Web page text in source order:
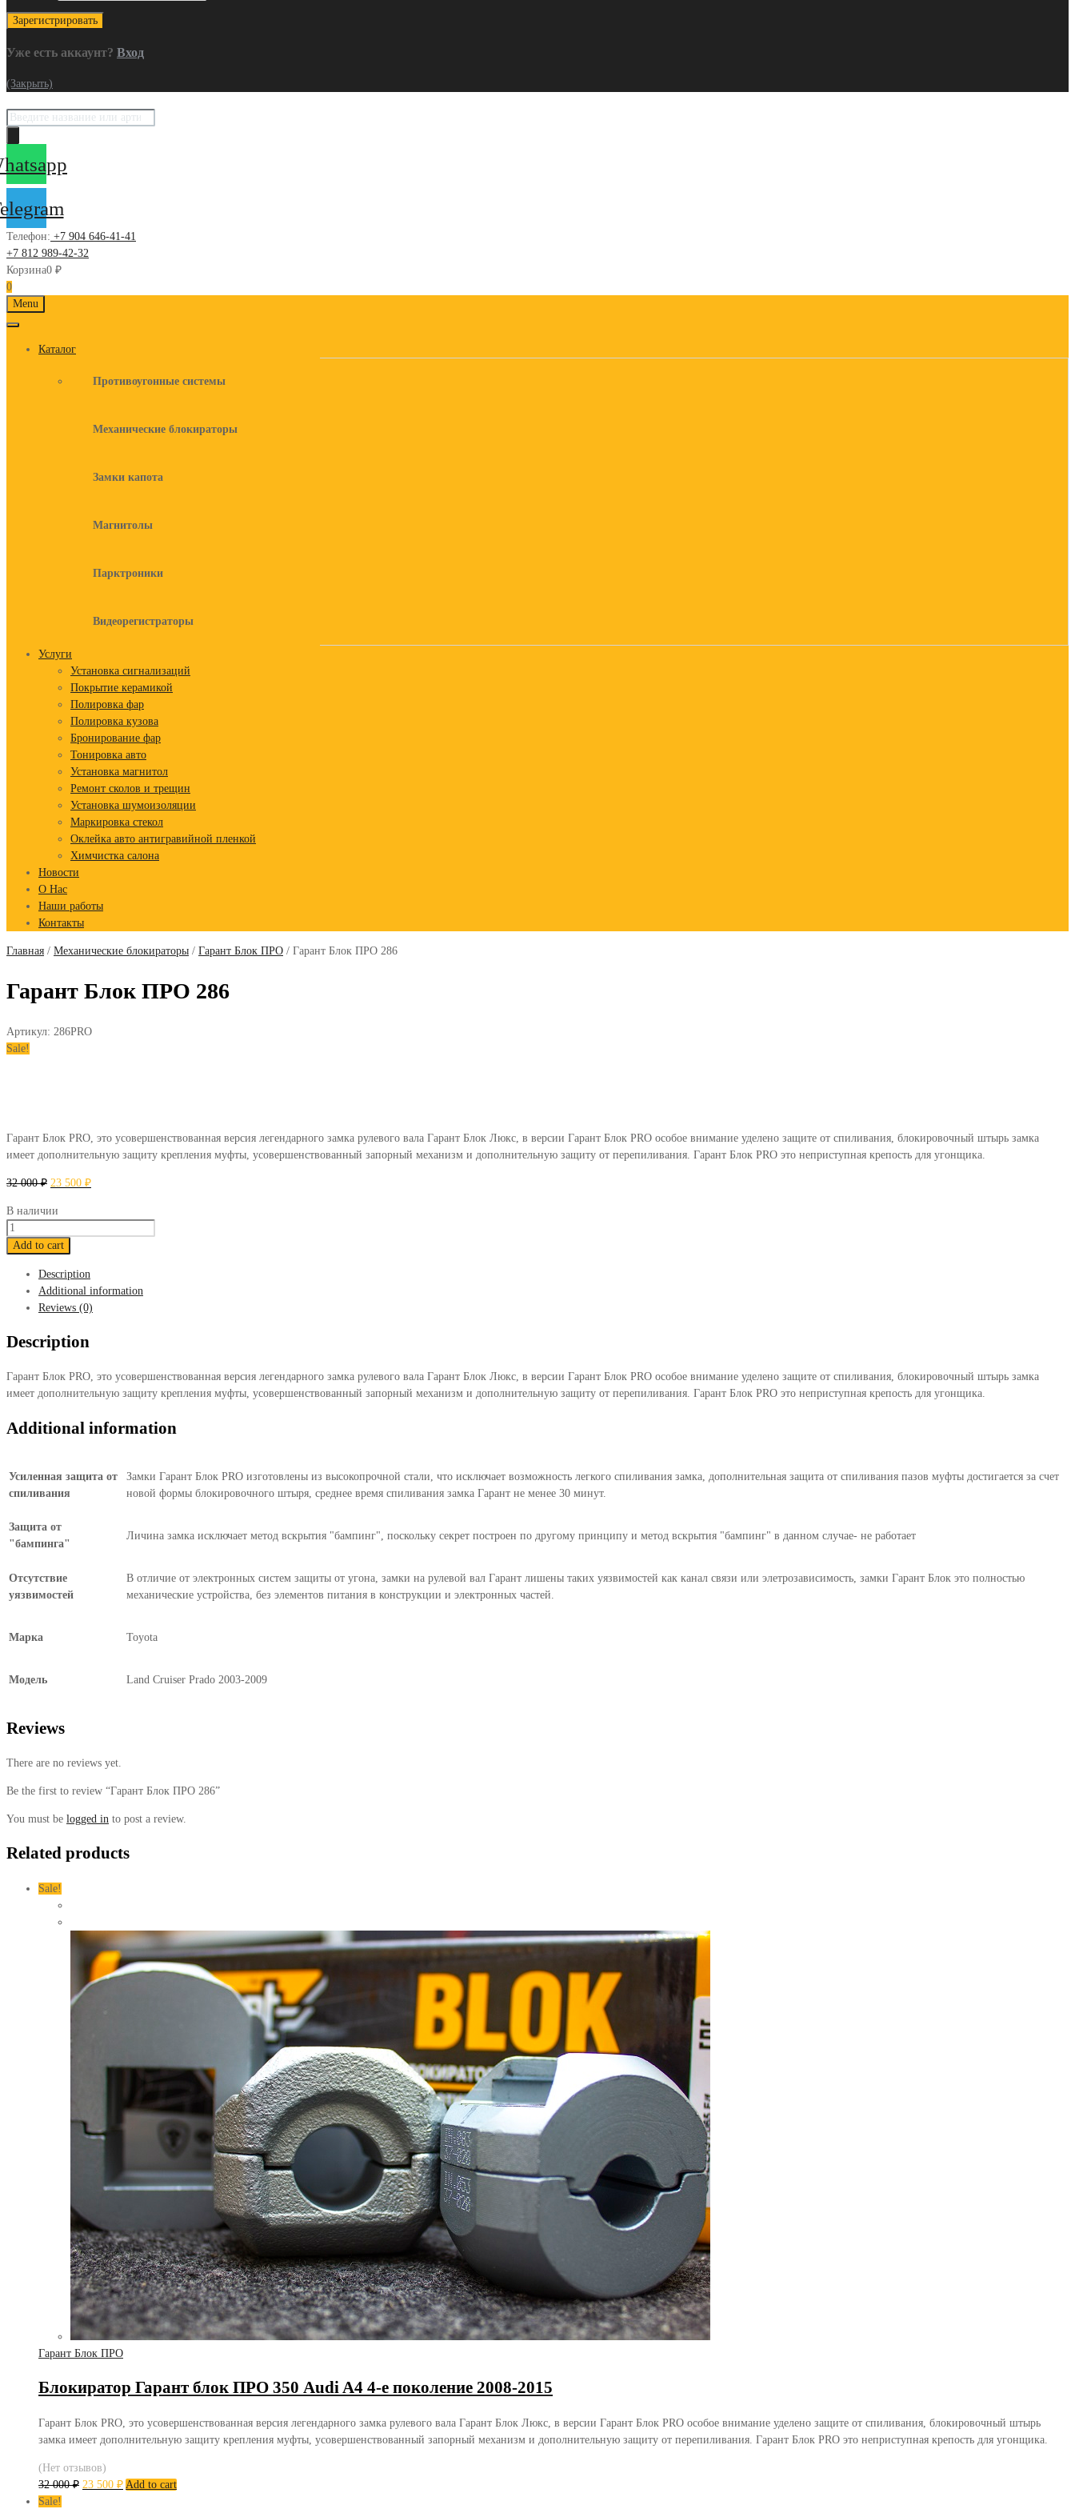
Уже есть аккаунт? Вход
(Закрыть)
Поиск
Телефон: +7 904 646-41-41
+7 812 989-42-32
Корзина0 ₽
0
Skip
to
Menu
Каталог
Противоугонные системы
Механические блокираторы
Замки капота
Магнитолы
Парктроники
Видеорегистраторы
Услуги
Установка сигнализаций
Покрытие керамикой
Полировка фар
Полировка кузова
Бронирование фар
Тонировка авто
Установка магнитол
Ремонт сколов и трещин
Установка шумоизоляции
Маркировка стекол
Оклейка авто антигравийной пленкой
Химчистка салона
Новости
О Нас
Наши работы
Контакты
Главная / Механические блокираторы / Гарант Блок ПРО / Гарант Блок ПРО 286
Гарант Блок ПРО 286
Артикул: 286PRO
Sale!
Гарант Блок PRO, это усовершенствованная версия легендарного замка рулевого вала Гарант Блок Люкс, в версии Гарант Блок PRO особое внимание уделено защите от спиливания, блокировочный штырь замка
имеет дополнительную защиту крепления муфты, усовершенствованный запорный механизм и дополнительную защиту от перепиливания. Гарант Блок PRO это неприступная крепость для угонщика.
32 000₽ 23 500 ₽
В наличии
Гарант
Блок
quantity
Add to cart
Description
Additional information
Reviews (0)
Description
Гарант Блок PRO, это усовершенствованная версия легендарного замка рулевого вала Гарант Блок Люкс, в версии Гарант Блок PRO особое внимание уделено защите от спиливания, блокировочный штырь замка
имеет дополнительную защиту крепления муфты, усовершенствованный запорный механизм и дополнительную защиту от перепиливания. Гарант Блок PRO это неприступная крепость для угонщика.
Additional information
Усиленная защита от
спиливания
Замки Гарант Блок PRO изготовлены из высокопрочной стали, что исключает возможность легкого спиливания замка, дополнительная защита от спиливания пазов муфты достигается за счет
новой формы блокировочного штыря, среднее время спиливания замка Гарант не менее 30 минут.
Защита от
"бампинга"
Личина замка исключает метод вскрытия "бампинг", поскольку секрет построен по другому принципу и метод вскрытия "бампинг" в данном случае- не работает
Отсутствие
уязвимостей
В отличие от электронных систем защиты от угона, замки на рулевой вал Гарант лишены таких уязвимостей как канал связи или элетрозависимость, замки Гарант Блок это полностью
механические устройства, без элементов питания в конструкции и электронных частей.
Марка Toyota
Модель Land Cruiser Prado 2003-2009
Reviews
There are no reviews yet.
Be the first to review “Гарант Блок ПРО 286”
You must be logged in to post a review.
Related products
Sale!
Гарант Блок ПРО
Блокиратор Гарант блок ПРО 350 Audi A4 4-е поколение 2008-2015
Гарант Блок PRO, это усовершенствованная версия легендарного замка рулевого вала Гарант Блок Люкс, в версии Гарант Блок PRO особое внимание уделено защите от спиливания, блокировочный штырь
замка имеет дополнительную защиту крепления муфты, усовершенствованный запорный механизм и дополнительную защиту от перепиливания. Гарант Блок PRO это неприступная крепость для угонщика.
(Нет отзывов)
32 000₽ 23 500 ₽ Add to cart
Sale!